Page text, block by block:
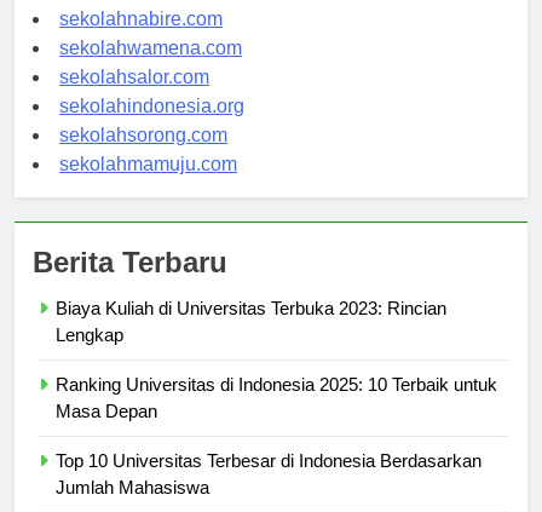
sekolahmanokwari.com
sekolahnabire.com
sekolahwamena.com
sekolahsalor.com
sekolahindonesia.org
sekolahsorong.com
Biaya Kuliah di Universitas Terbuka 2023: Rincian
Ranking Universitas di Indonesia 2025: 10 Terbaik untuk
Top 10 Universitas Terbesar di Indonesia Berdasarkan